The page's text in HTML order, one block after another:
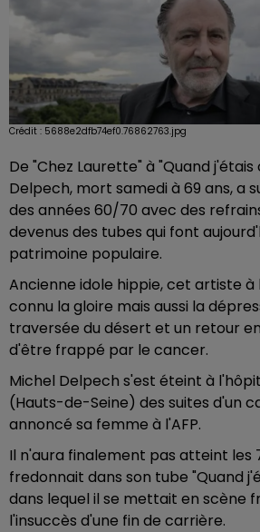
Crédit : 5688e2dfb74ef0.76862763.jpg
De "Chez Laurette" à "Quand
Delpech, mort samedi à 69 ans, a
des années 60/70 avec des
devenus des tubes qui font
patrimoine populaire.
Ancienne idole hippie, cet artiste à
connu la gloire mais aussi la
traversée du désert et un retour
d'être frappé par le cancer.
Michel Delpech s'est éteint à
(Hauts-de-Seine) des suites d'un
annoncé sa femme à l'AFP.
Il n'aura finalement pas atteint les
fredonnait dans son tube "Quand
dans lequel il se mettait en scène
l'insuccès d'une fin de carrière.